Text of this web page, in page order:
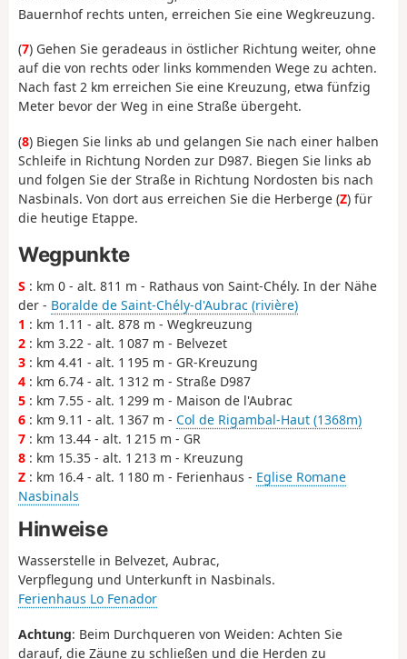
Bauernhof rechts unten, erreichen Sie eine Wegkreuzung.
(7) Gehen Sie geradeaus in östlicher Richtung weiter, ohne
auf die von rechts oder links kommenden Wege zu achten.
Nach fast 2 km erreichen Sie eine Kreuzung, etwa fünfzig
Meter bevor der Weg in eine Straße übergeht.
(8) Biegen Sie links ab und gelangen Sie nach einer halben
Schleife in Richtung Norden zur D987. Biegen Sie links ab
und folgen Sie der Straße in Richtung Nordosten bis nach
Nasbinals. Von dort aus erreichen Sie die Herberge (Z) für
die heutige Etappe.
Wegpunkte
S : km 0 - alt. 811 m - Rathaus von Saint-Chély. In der Nähe
der - Boralde de Saint-Chély-d'Aubrac (rivière)
1 : km 1.11 - alt. 878 m - Wegkreuzung
2 : km 3.22 - alt. 1 087 m - Belvezet
3 : km 4.41 - alt. 1 195 m - GR-Kreuzung
4 : km 6.74 - alt. 1 312 m - Straße D987
5 : km 7.55 - alt. 1 299 m - Maison de l'Aubrac
6 : km 9.11 - alt. 1 367 m - Col de Rigambal-Haut (1368m)
7 : km 13.44 - alt. 1 215 m - GR
8 : km 15.35 - alt. 1 213 m - Kreuzung
Z : km 16.4 - alt. 1 180 m - Ferienhaus - Eglise Romane
Nasbinals
Hinweise
Wasserstelle in Belvezet, Aubrac,
Verpflegung und Unterkunft in Nasbinals.
Ferienhaus Lo Fenador
Achtung: Beim Durchqueren von Weiden: Achten Sie
darauf, die Zäune zu schließen und die Herden zu